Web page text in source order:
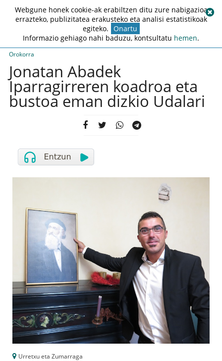
Orokorra
Jonatan Abadek
Iparragirreren koadroa eta
bustoa eman dizkio Udalari
Urretxu eta Zumarraga
Webgune honek cookie-ak erabiltzen ditu zure nabigazioa
errazteko, publizitatea erakusteko eta analisi estatistikoak
egiteko. Onartu
Informazio gehiago nahi baduzu, kontsultatu hemen.